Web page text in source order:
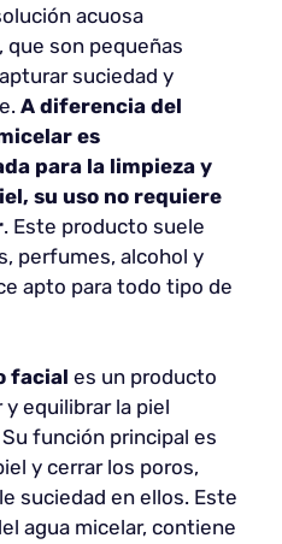
acuosa
son pequeñas
suciedad y
A diferencia del
es
para la limpieza y
su uso no requiere
. Este producto suele
perfumes, alcohol y
apto para todo tipo de
facial es un producto
equilibrar la piel
función principal es
y cerrar los poros,
suciedad en ellos. Este
agua micelar, contiene